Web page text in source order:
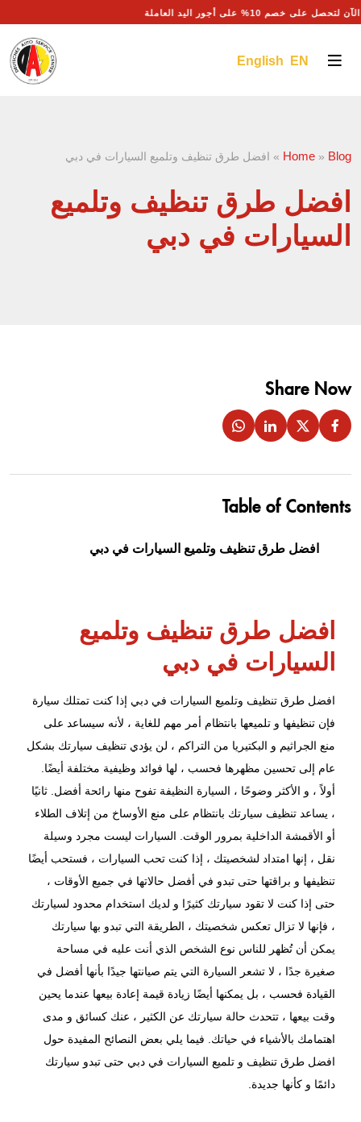
على خصم 10% على أجور اليد العاملة
English EN
Home » Blog
» افضل طرق تنظيف وتلميع السيارات في دبي
افضل طرق تنظيف وتلميع
السيارات في دبي
Share Now
Table of Contents
افضل طرق تنظيف وتلميع السيارات في دبي
افضل طرق تنظيف وتلميع
السيارات في دبي
افضل طرق تنظيف وتلميع السيارات في دبي إذا كنت تمتلك سيارة
فإن تنظيفها و تلميعها بانتظام أمر مهم للغاية ، لأنه سيساعد على
منع الجراثيم و البكتيريا من التراكم ، لن يؤدي تنظيف سيارتك بشكل
عام إلى تحسين مظهرها فحسب ، لها فوائد وظيفية مختلفة أيضًا.
أولاً ، و الأكثر وضوحًا ، السيارة النظيفة تفوح منها رائحة أفضل. ثانيًا
، يساعد تنظيف سيارتك بانتظام على منع الأوساخ من إتلاف الطلاء
أو الأقمشة الداخلية بمرور الوقت. السيارات ليست مجرد وسيلة
نقل ، إنها امتداد لشخصيتك ، إذا كنت تحب السيارات ، فستحب أيضًا
تنظيفها و براقتها حتى تبدو في أفضل حالاتها في جميع الأوقات ،
حتى إذا كنت لا تقود سيارتك كثيرًا و لديك استخدام محدود لسيارتك
، فإنها لا تزال تعكس شخصيتك ، الطريقة التي تبدو بها سيارتك
يمكن أن تُظهر للناس نوع الشخص الذي أنت عليه في مساحة
صغيرة جدًا ، لا تشعر السيارة التي يتم صيانتها جيدًا بأنها أفضل في
القيادة فحسب ، بل يمكنها أيضًا زيادة قيمة إعادة بيعها عندما يحين
وقت بيعها ، تتحدث حالة سيارتك عن الكثير ، عنك كسائق و مدى
اهتمامك بالأشياء في حياتك. فيما يلي بعض النصائح المفيدة حول
افضل طرق تنظيف و تلميع السيارات في دبي حتى تبدو سيارتك
دائمًا و كأنها جديدة.